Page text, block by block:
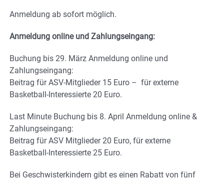
Anmeldung ab sofort möglich.
Anmeldung online und Zahlungseingang:
Buchung bis 29. März Anmeldung online und
Zahlungseingang:
Beitrag für ASV-Mitglieder 15 Euro – für externe
Basketball-Interessierte 20 Euro.
Last Minute Buchung bis 8. April Anmeldung online &
Zahlungseingang:
Beitrag für ASV Mitglieder 20 Euro, für externe
Basketball-Interessierte 25 Euro.
Bei Geschwisterkindern gibt es einen Rabatt von fünf